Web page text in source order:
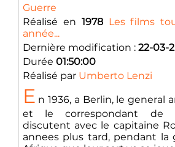
Guerre
Réalisé en 1978 Les films
année...
Dernière modification : 22-03-
Durée 01:50:00
Réalisé par Umberto Lenzi
E n 1936, a Berlin, le general
et le correspondant de
discutent avec le capitaine
annees plus tard, pendant la